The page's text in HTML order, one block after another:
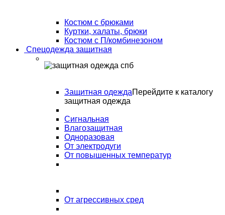
Костюм с брюками
Куртки, халаты, брюки
Костюм с П/комбинезоном
Спецодежда защитная
Защитная одеждаПерейдите к каталогу
защитная одежда
Сигнальная
Влагозащитная
Одноразовая
От электродуги
От повышенных температур
От агрессивных сред